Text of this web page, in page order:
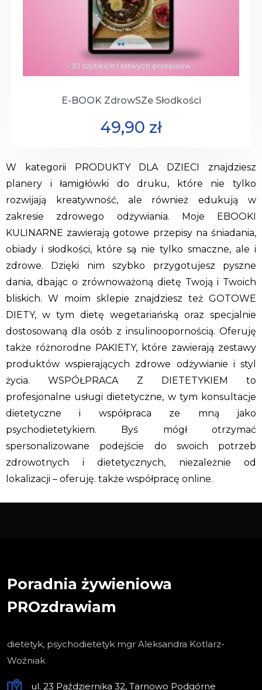
E-BOOK ZdrowSZe Słodkości
49,90 zł
W kategorii PRODUKTY DLA DZIECI znajdziesz
planery i łamigłówki do druku, które nie tylko
rozwijają kreatywność, ale również edukują w
zakresie zdrowego odżywiania. Moje EBOOKI
KULINARNE zawierają gotowe przepisy na śniadania,
obiady i słodkości, które są nie tylko smaczne, ale i
zdrowe. Dzięki nim szybko przygotujesz pyszne
dania, dbając o zrównoważoną dietę Twoją i Twoich
bliskich. W moim sklepie znajdziesz też GOTOWE
DIETY, w tym dietę wegetariańską oraz specjalnie
dostosowaną dla osób z insulinoopornością. Oferuję
także różnorodne PAKIETY, które zawierają zestawy
produktów wspierających zdrowe odżywianie i styl
życia. WSPÓŁPRACA Z DIETETYKIEM to
profesjonalne usługi dietetyczne, w tym konsultacje
dietetyczne i współpraca ze mną jako
psychodietetykiem. Byś mógł otrzymać
spersonalizowane podejście do swoich potrzeb
zdrowotnych i dietetycznych, niezależnie od
lokalizacji – oferuję. także współpracę online.
Poradnia żywieniowa
PROzdrawiam
dietetyk, psychodietetyk mgr Aleksandra Kotlarz-
Woźniak
ul. 23 Października 32, Tarnowo Podgórne